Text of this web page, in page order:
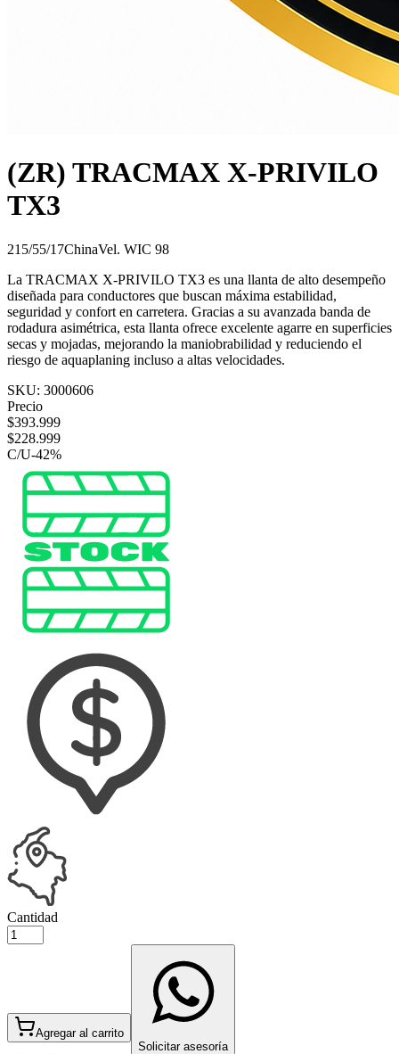
(ZR) TRACMAX X-PRIVILO
TX3
215/55/17ChinaVel. WIC 98
La TRACMAX X-PRIVILO TX3 es una llanta de alto desempeño
diseñada para conductores que buscan máxima estabilidad,
seguridad y confort en carretera. Gracias a su avanzada banda de
rodadura asimétrica, esta llanta ofrece excelente agarre en superficies
secas y mojadas, mejorando la maniobrabilidad y reduciendo el
riesgo de aquaplaning incluso a altas velocidades.
SKU: 3000606
Precio
$393.999
$228.999
C/U-42%
Cantidad
Agregar al carrito
Solicitar asesoría